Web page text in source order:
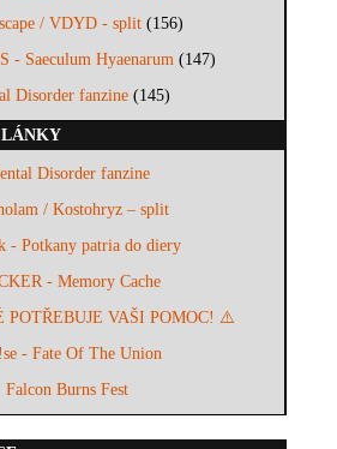
/ VDYD - split(156)
- Saeculum Hyaenarum (147)
Disorder fanzine (145)
Disorder fanzine
/ Kostohryz – split
- Potkany patria do diery
- Memory Cache
VAŠI POMOC! ⚠️
- Fate Of The Union
Falcon Burns Fest